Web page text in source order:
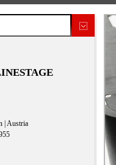
| Austria